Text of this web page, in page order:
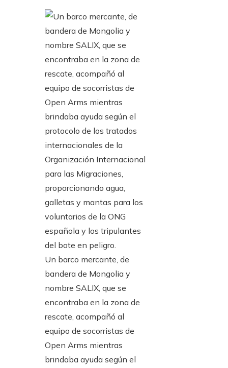
Un barco mercante, de
bandera de Mongolia y
nombre SALIX, que se
encontraba en la zona de
rescate, acompañó al
equipo de socorristas de
Open Arms mientras
brindaba ayuda según el